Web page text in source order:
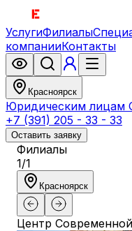
УслугиФилиалы
компанииКонтакты
Красноярск
Юридическим лицам
+7 (391) 205 - 33 - 33
Оставить заявку
Филиалы
1/1
Красноярск
Центр